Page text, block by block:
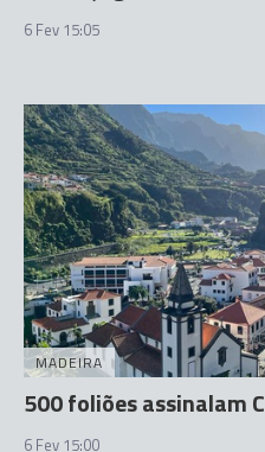
6 Fev 15:05
MADEIRA
500 foliões assinalam
6 Fev 15:00